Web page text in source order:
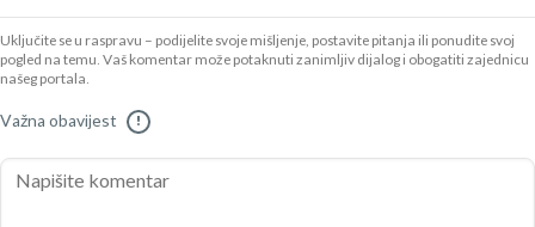
Uključite se u raspravu – podijelite svoje mišljenje, postavite pitanja ili ponudite svoj
pogled na temu. Vaš komentar može potaknuti zanimljiv dijalog i obogatiti zajednicu
našeg portala.
Važna obavijest !